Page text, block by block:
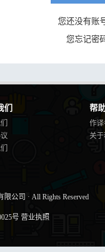
您还没有账
您忘记密
们 帮
作译
关
限公司 · All Rights Reserved
号 营业执照